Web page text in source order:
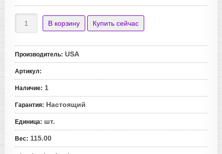
Производитель: USA
Артикул:
Наличие: 1
Гарантия: Настоящий
Единица: шт.
Вес: 115.00